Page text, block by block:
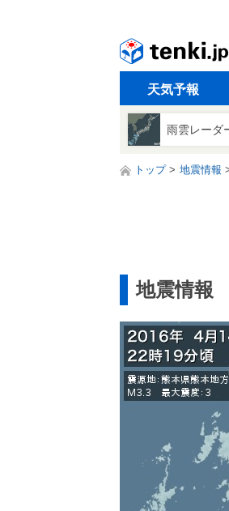
天気予報
雨雲レーダ
トップ 地震情報
地震情報